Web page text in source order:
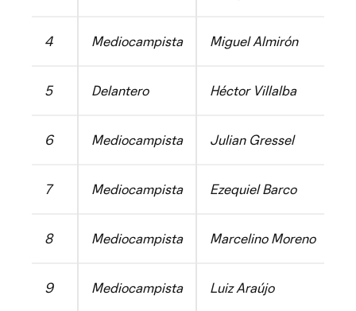
4 Mediocampista Miguel Almirón
5 Delantero Héctor Villalba
6 Mediocampista Julian Gressel
7 Mediocampista Ezequiel Barco
8 Mediocampista Marcelino Moreno
9 Mediocampista Luiz Araújo